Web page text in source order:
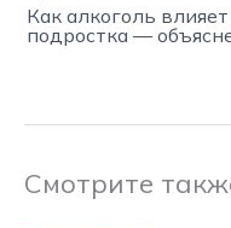
Как алкоголь
подростка —
Смотрите